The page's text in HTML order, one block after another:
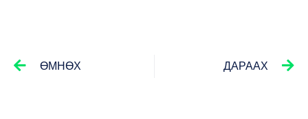
ӨМНӨХ ДАРААХ